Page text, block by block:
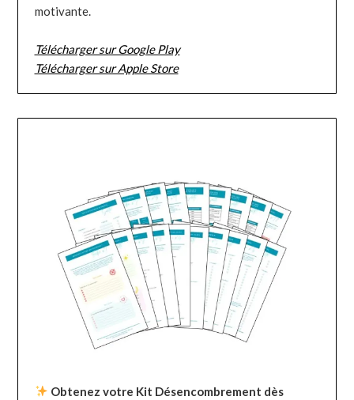
motivante.
Télécharger sur Google Play
Télécharger sur Apple Store
Obtenez votre Kit Désencombrement dès